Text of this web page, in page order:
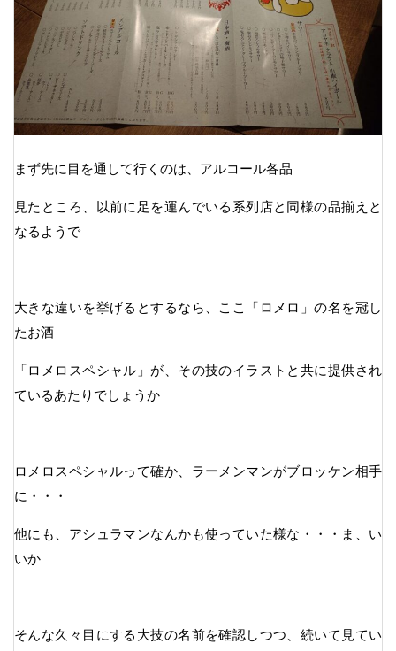
まず先に目を通して行くのは、アルコール各品
見たところ、以前に足を運んでいる系列店と同様の品揃えと
なるようで
大きな違いを挙げるとするなら、ここ「ロメロ」の名を冠し
たお酒
「ロメロスペシャル」が、その技のイラストと共に提供され
ているあたりでしょうか
ロメロスペシャルって確か、ラーメンマンがブロッケン相手
に・・・
他にも、アシュラマンなんかも使っていた様な・・・ま、い
いか
そんな久々目にする大技の名前を確認しつつ、続いて見てい